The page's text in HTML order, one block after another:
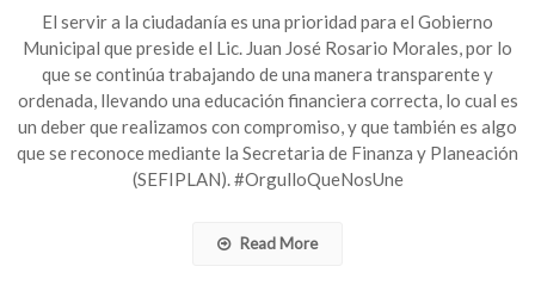
sanas
el
gobierno
de
El servir a la ciudadanía es una prioridad para el Gobierno
Municipal que preside el Lic. Juan José Rosario Morales, por lo
que se continúa trabajando de una manera transparente y
ordenada, llevando una educación financiera correcta, lo cual es
un deber que realizamos con compromiso, y que también es algo
que se reconoce mediante la Secretaria de Finanza y Planeación
(SEFIPLAN). #OrgulloQueNosUne
Read More